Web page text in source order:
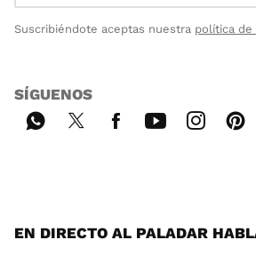
Suscribiéndote aceptas nuestra política de
SÍGUENOS
EN DIRECTO AL PALADAR